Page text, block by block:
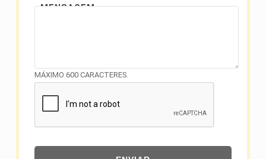
MENSAGEM
MÁXIMO 600 CARACTERES.